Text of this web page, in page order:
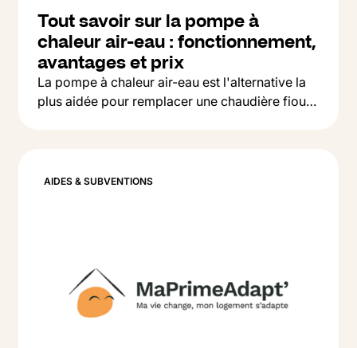
Tout savoir sur la pompe à
chaleur air-eau : fonctionnement,
avantages et prix
La pompe à chaleur air-eau est l'alternative la
plus aidée pour remplacer une chaudière fioul
AIDES & SUBVENTIONS